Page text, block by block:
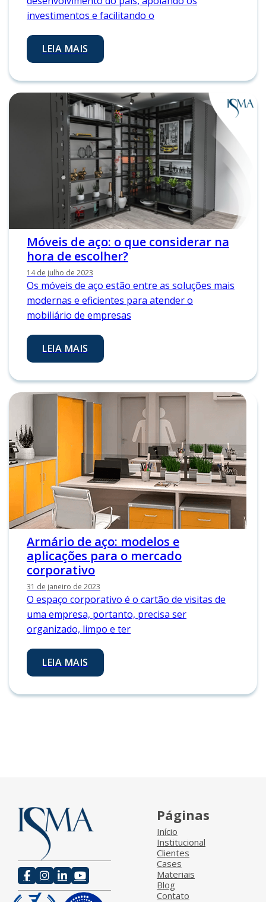
investimentos e facilitando o
LEIA MAIS
Móveis de aço: o que considerar na
hora de escolher?
14 de julho de 2023
Os móveis de aço estão entre as soluções mais
modernas e eficientes para atender o
mobiliário de empresas
LEIA MAIS
Armário de aço: modelos e
aplicações para o mercado
corporativo
31 de janeiro de 2023
O espaço corporativo é o cartão de visitas de
uma empresa, portanto, precisa ser
organizado, limpo e ter
LEIA MAIS
Páginas
Início
Institucional
Clientes
Cases
Materiais
Blog
Contato